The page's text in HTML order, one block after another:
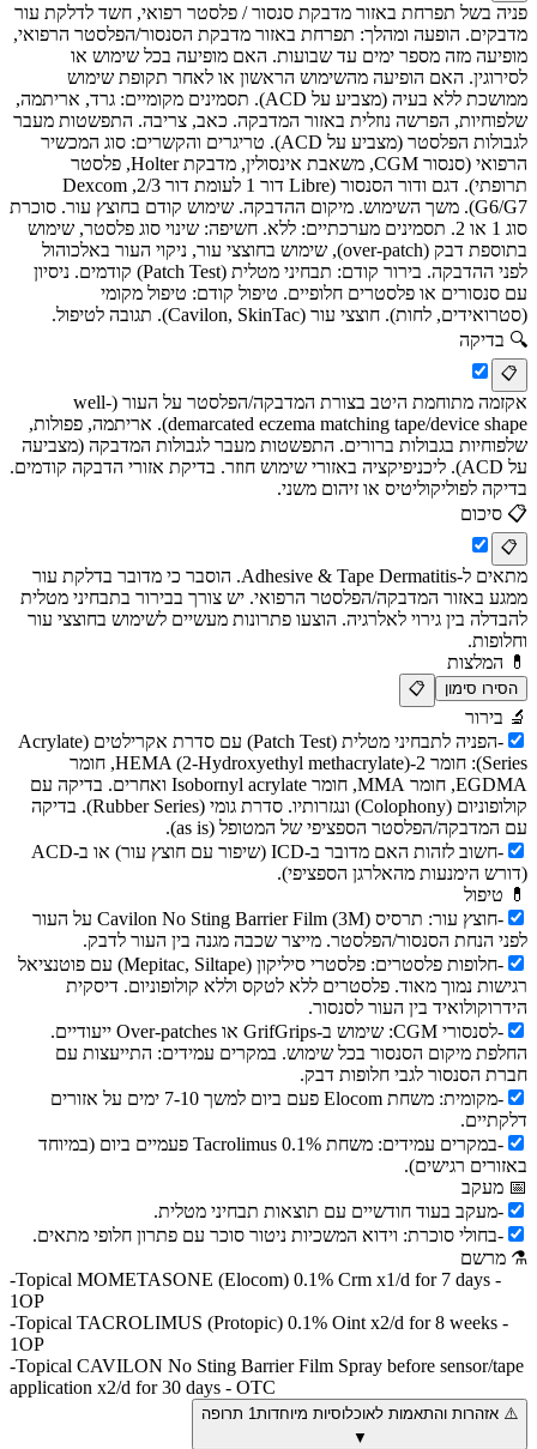
פניה בשל תפרחת באזור מדבקת סנסור / פלסטר רפואי, חשד לדלקת עור
מדבקים. הופעה ומהלך: תפרחת באזור מדבקת הסנסור/הפלסטר הרפואי,
מופיעה מזה מספר ימים עד שבועות. האם מופיעה בכל שימוש או
לסירוגין. האם הופיעה מהשימוש הראשון או לאחר תקופת שימוש
ממושכת ללא בעיה (מצביע על ACD). תסמינים מקומיים: גרד, אריתמה,
שלפוחיות, הפרשה נוזלית באזור המדבקה. כאב, צריבה. התפשטות מעבר
לגבולות הפלסטר (מצביע על ACD). טריגרים והקשרים: סוג המכשיר
הרפואי (סנסור CGM, משאבת אינסולין, מדבקת Holter, פלסטר
תרופתי). דגם ודור הסנסור (Libre דור 1 לעומת דור 2/3, Dexcom
G6/G7). משך השימוש. מיקום ההדבקה. שימוש קודם בחוצץ עור. סוכרת
סוג 1 או 2. תסמינים מערכתיים: ללא. חשיפה: שינוי סוג פלסטר, שימוש
בתוספת דבק (over-patch), שימוש בחוצצי עור, ניקוי העור באלכוהול
לפני ההדבקה. בירור קודם: תבחיני מטלית (Patch Test) קודמים. ניסיון
עם סנסורים או פלסטרים חלופיים. טיפול קודם: טיפול מקומי
(סטרואידים, לחות). חוצצי עור (Cavilon, SkinTac). תגובה לטיפול.
🔍 בדיקה
📋
אקזמה מתוחמת היטב בצורת המדבקה/הפלסטר על העור (well-
demarcated eczema matching tape/device shape). אריתמה, פפולות,
שלפוחיות בגבולות ברורים. התפשטות מעבר לגבולות המדבקה (מצביעה
על ACD). ליכניפיקציה באזורי שימוש חוזר. בדיקת אזורי הדבקה קודמים.
בדיקה לפוליקוליטיס או זיהום משני.
📋 סיכום
📋
מתאים ל-Adhesive & Tape Dermatitis. הוסבר כי מדובר בדלקת עור
ממגע באזור המדבקה/הפלסטר הרפואי. יש צורך בבירור בתבחיני מטלית
להבדלה בין גירוי לאלרגיה. הוצעו פתרונות מעשיים לשימוש בחוצצי עור
וחלופות.
💊 המלצות
הסירו סימון 📋
🔬 בירור
-
הפניה לתבחיני מטלית (Patch Test) עם סדרת אקרילטים (Acrylate
Series): חומר 2-HEMA (2-Hydroxyethyl methacrylate), חומר
EGDMA, חומר MMA, חומר Isobornyl acrylate ואחרים. בדיקה עם
קולופוניום (Colophony) ונגזרותיו. סדרת גומי (Rubber Series). בדיקה
עם המדבקה/הפלסטר הספציפי של המטופל (as is).
-
חשוב לזהות האם מדובר ב-ICD (שיפור עם חוצץ עור) או ב-ACD
(דורש הימנעות מהאלרגן הספציפי).
💊 טיפול
-
חוצץ עור: תרסיס Cavilon No Sting Barrier Film (3M) על העור
לפני הנחת הסנסור/הפלסטר. מייצר שכבה מגנה בין העור לדבק.
-
חלופות פלסטרים: פלסטרי סיליקון (Mepitac, Siltape) עם פוטנציאל
רגישות נמוך מאוד. פלסטרים ללא לטקס וללא קולופוניום. דיסקית
הידרוקולואיד בין העור לסנסור.
-
לסנסורי CGM: שימוש ב-GrifGrips או Over-patches ייעודיים.
החלפת מיקום הסנסור בכל שימוש. במקרים עמידים: התייעצות עם
חברת הסנסור לגבי חלופות דבק.
-
מקומית: משחת Elocom פעם ביום למשך 7-10 ימים על אזורים
דלקתיים.
-
במקרים עמידים: משחת Tacrolimus 0.1% פעמיים ביום (במיוחד
באזורים רגישים).
📅 מעקב
-מעקב בעוד חודשיים עם תוצאות תבחיני מטלית.
-בחולי סוכרת: וידוא המשכיות ניטור סוכר עם פתרון חלופי מתאים.
⚗ מרשם
-Topical MOMETASONE (Elocom) 0.1% Crm x1/d for 7 days -
1OP
-Topical TACROLIMUS (Protopic) 0.1% Oint x2/d for 8 weeks -
1OP
-Topical CAVILON No Sting Barrier Film Spray before sensor/tape
application x2/d for 30 days - OTC
⚠️ אזהרות והתאמות לאוכלוסיות מיוחדות 1 תרופה
▼